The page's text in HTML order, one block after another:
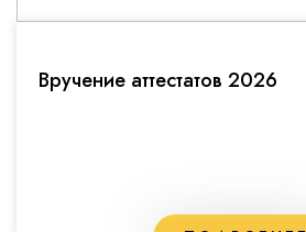
Вручение аттестатов 2026